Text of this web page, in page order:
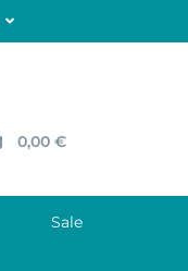
0,00 €
Sale